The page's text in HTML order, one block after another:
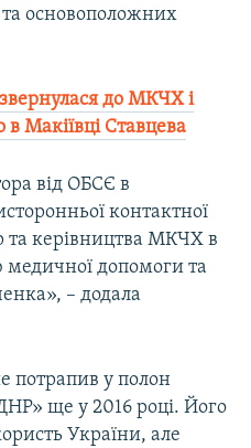
та основоположних
до МКЧХ і
Макіївці Ставцева
від ОБСЄ в
контактної
та керівництва МКЧХ в
допомоги та
– додала
потрапив у полон
ще у 2016 році. Його
України, але